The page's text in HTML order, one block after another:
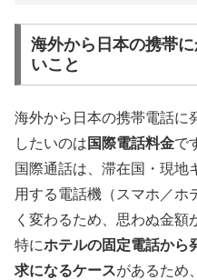
海外から日本の携帯
いこと
海外から日本の携帯電話に
したいのは 国際電話料金で
国際通話は、滞在国・現地
用する電話機（スマホ／ホ
く変わるため、思わぬ金額
特にホテルの固定電話から
求になるケースがあるため